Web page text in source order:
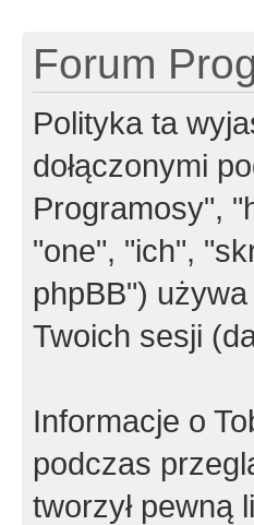
Forum
Polityka ta
dołączonymi
Programosy",
"one", "ich",
phpBB")
Twoich sesji
Informacje o
podczas
tworzył pewną